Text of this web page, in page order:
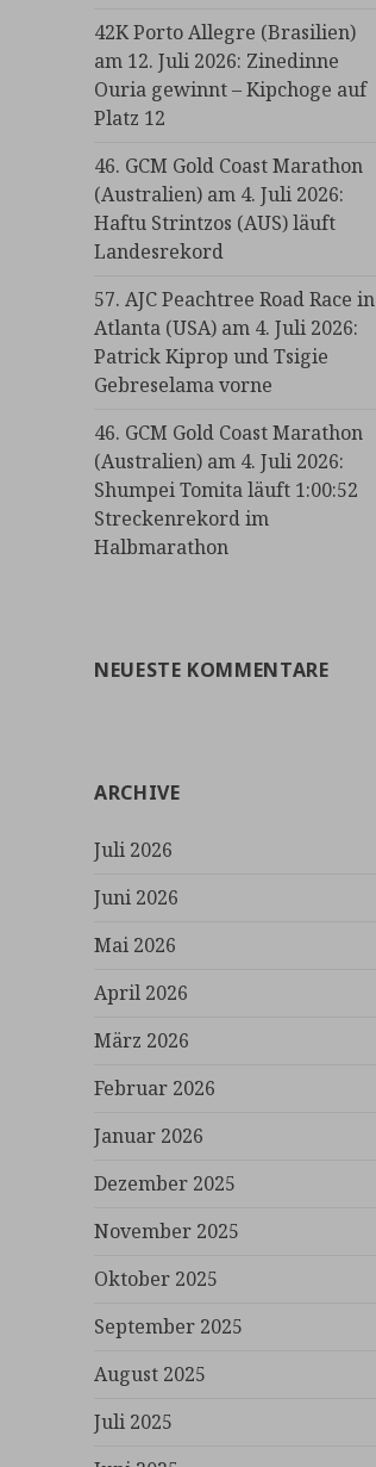
42K Porto Allegre (Brasilien)
am 12. Juli 2026: Zinedinne
Ouria gewinnt – Kipchoge auf
Platz 12
46. GCM Gold Coast Marathon
(Australien) am 4. Juli 2026:
Haftu Strintzos (AUS) läuft
Landesrekord
57. AJC Peachtree Road Race in
Atlanta (USA) am 4. Juli 2026:
Patrick Kiprop und Tsigie
Gebreselama vorne
46. GCM Gold Coast Marathon
(Australien) am 4. Juli 2026:
Shumpei Tomita läuft 1:00:52
Streckenrekord im
Halbmarathon
NEUESTE KOMMENTARE
ARCHIVE
Juli 2026
Juni 2026
Mai 2026
April 2026
März 2026
Februar 2026
Januar 2026
Dezember 2025
November 2025
Oktober 2025
September 2025
August 2025
Juli 2025